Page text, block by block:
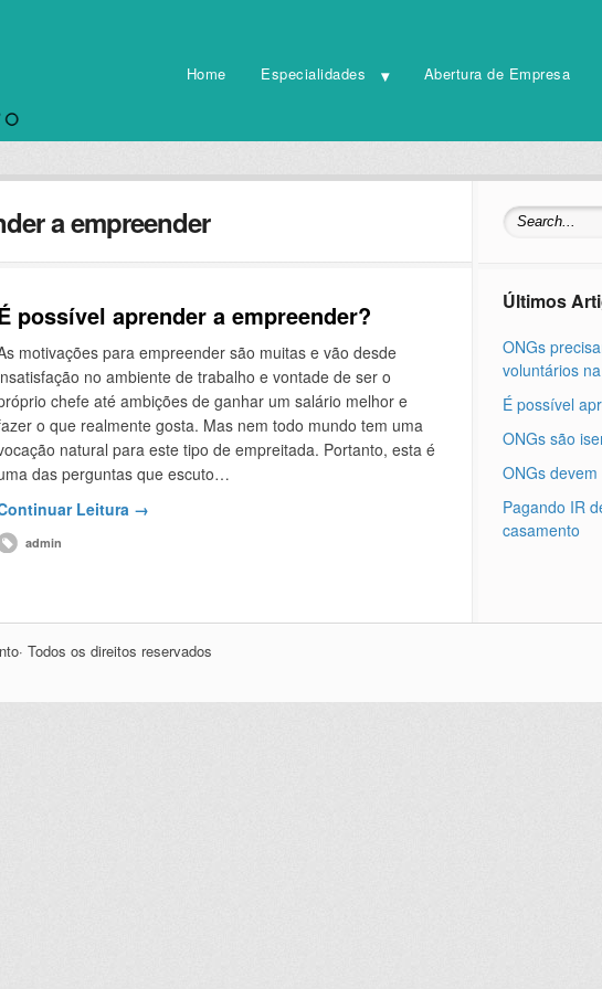
Home Especialidades Abertura de Empresa
a empreender
possível aprender a empreender?
motivações para empreender são muitas e vão desde
no ambiente de trabalho e vontade de ser o
chefe até ambições de ganhar um salário melhor e
o que realmente gosta. Mas nem todo mundo tem uma
natural para este tipo de empreitada. Portanto, esta é
das perguntas que escuto…
Leitura →
admin
Últimos
ONGs
voluntários
É possível
ONGs são
ONGs
Pagando IR
casamento
Todos os direitos reservados